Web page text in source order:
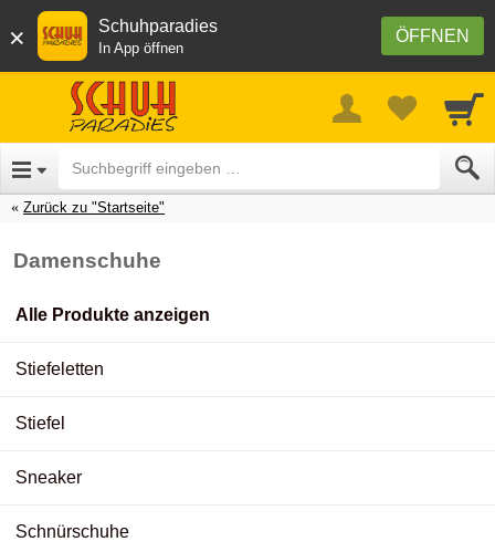
× ÖFFNEN
Schuhparadies
In App öffnen
Zurück zu "Startseite"
Damenschuhe
Alle Produkte anzeigen
Stiefeletten
Stiefel
Sneaker
Schnürschuhe